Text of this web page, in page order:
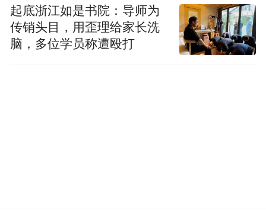
起底浙江如是书院：导师为
传销头目，用歪理给家长洗
脑，多位学员称遭殴打